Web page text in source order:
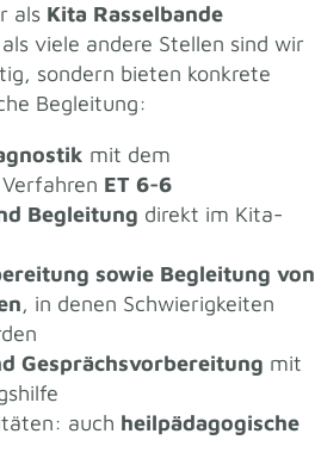
als Kita Rasselbande
viele andere Stellen sind wir
sondern bieten konkrete
Begleitung:
mit dem
ET 6-6
Begleitung direkt im Kita-
sowie Begleitung von
, in denen Schwierigkeiten
Gesprächsvorbereitung mit
auch heilpädagogische